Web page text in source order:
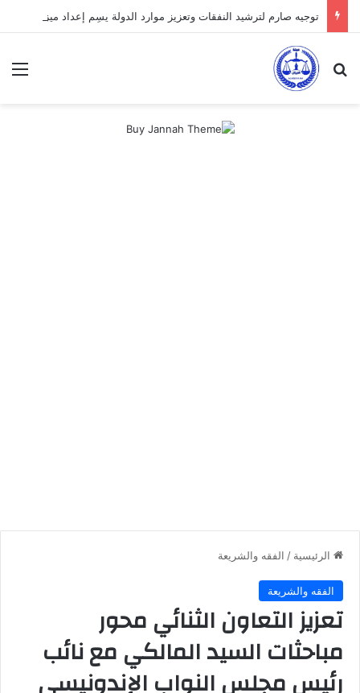
بحث عن
الرئيسية / الفقه والشريعة
الفقه والشريعة
تعزيز التعاون الثنائي محور
مباحثات السيد المالكي مع نائب
رئيس مجلس النواب الإندونيسي